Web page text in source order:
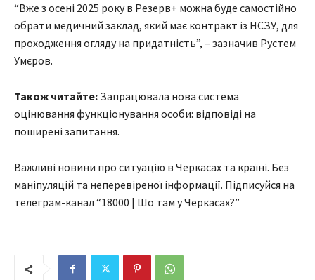
“Вже з осені 2025 року в Резерв+ можна буде самостійно
обрати медичний заклад, який має контракт із НСЗУ, для
проходження огляду на придатність”, – зазначив Рустем
Умєров.
Також читайте: Запрацювала нова система
оцінювання функціонування особи: відповіді на
поширені запитання.
Важливі новини про ситуацію в Черкасах та країні. Без
маніпуляцій та неперевіреної інформації. Підписуйся на
телеграм-канал “18000 | Шо там у Черкасах?”